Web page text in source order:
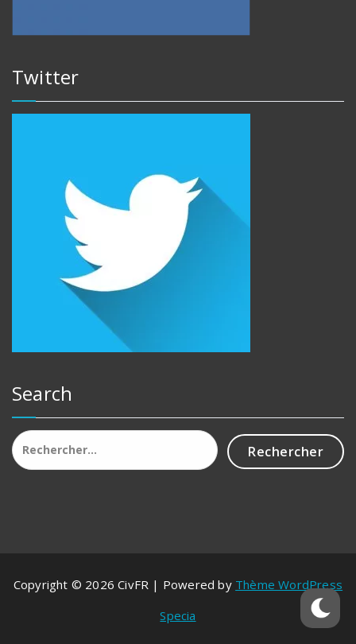
Twitter
Search
Rechercher :
Copyright © 2026 CivFR | Powered by Thème WordPress
Specia